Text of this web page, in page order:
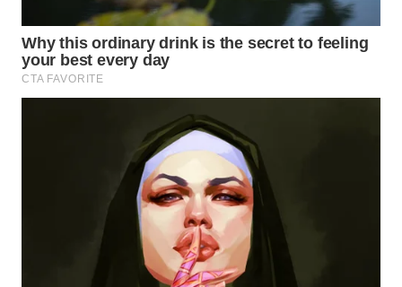
TANGERANG
WN